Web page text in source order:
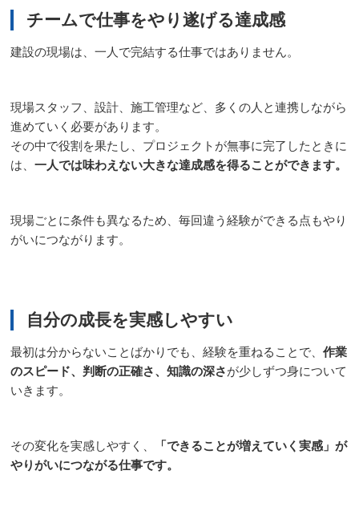
チームで仕事をやり遂げる達成感
建設の現場は、一人で完結する仕事ではありません。
現場スタッフ、設計、施工管理など、多くの人と連携しながら
進めていく必要があります。
その中で役割を果たし、プロジェクトが無事に完了したときに
は、一人では味わえない大きな達成感を得ることができます。
現場ごとに条件も異なるため、毎回違う経験ができる点もやり
がいにつながります。
自分の成長を実感しやすい
最初は分からないことばかりでも、経験を重ねることで、作業
のスピード、判断の正確さ、知識の深さが少しずつ身について
いきます。
その変化を実感しやすく、
「できることが増えていく実感」が
やりがいにつながる仕事です。